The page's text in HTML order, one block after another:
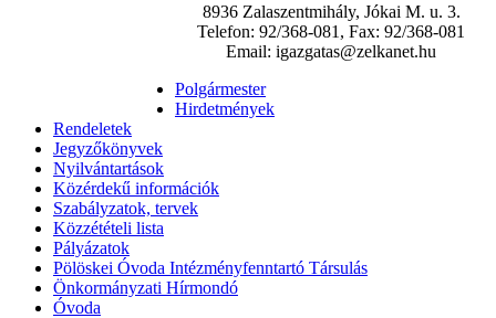
8936 Zalaszentmihály, Jókai M. u. 3.
Telefon: 92/368-081, Fax: 92/368-081
Email: igazgatas@zelkanet.hu
Polgármester
Hirdetmények
Rendeletek
Jegyzőkönyvek
Nyilvántartások
Közérdekű információk
Szabályzatok, tervek
Közzétételi lista
Pályázatok
Pölöskei Óvoda Intézményfenntartó Társulás
Önkormányzati Hírmondó
Óvoda